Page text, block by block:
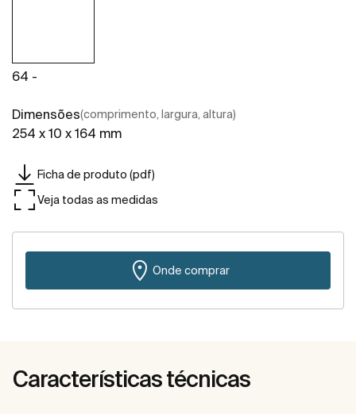
64 -
Dimensões(comprimento, largura, altura)
254 x 10 x 164 mm
Ficha de produto (pdf)
Veja todas as medidas
Onde comprar
Características técnicas